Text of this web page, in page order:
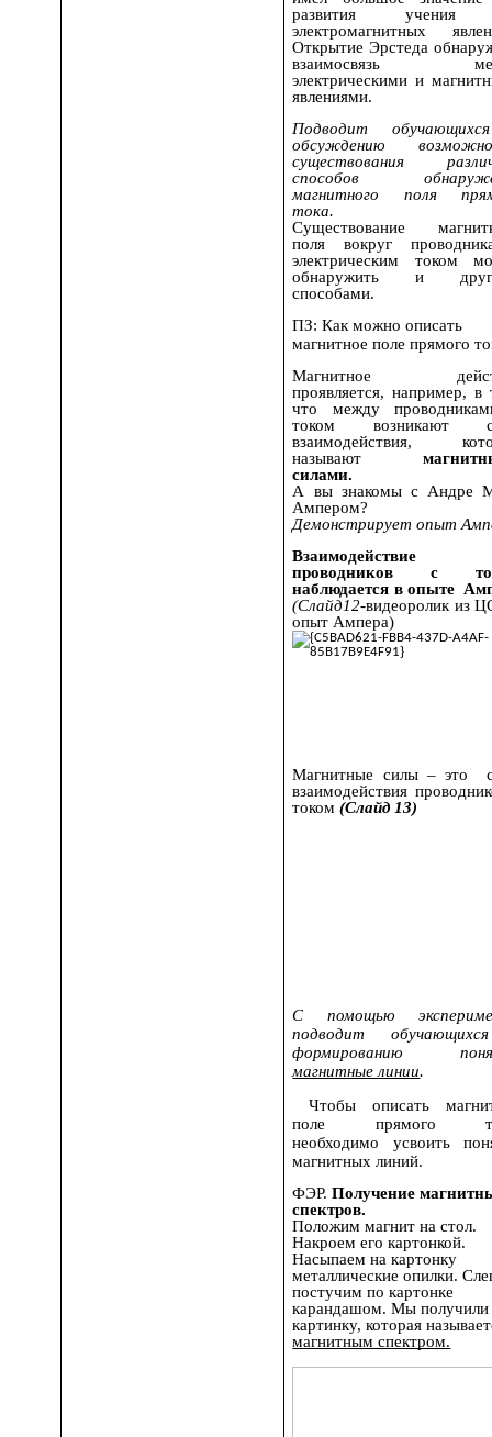
развития учения
электромагнитных
Открытие Эрстеда
взаимосвязь
электрическими и
явлениями.
Подводит
обсуждению
существования
способов
магнитного поля
тока.
Существование
поля вокруг
электрическим током
обнаружить и
способами.
ПЗ: Как можно описать
магнитное поле прямого
Магнитное
проявляется, например, в
что между
током возникают
взаимодействия,
называют
силами.
А вы знакомы с Андре
Ампером?
Демонстрирует опыт
Взаимодействие
проводников с
наблюдается в опыте
(Слайд12-видеоролик из
опыт Ампера)
Магнитные силы – это
взаимодействия
током(Слайд 13)
С помощью
подводит
формированию
магнитные линии.
Чтобы описать
поле прямого
необходимо усвоить
магнитных линий.
ФЭР. Получение
спектров.
Положим магнит на стол.
Накроем его картонкой.
Насыпаем на картонку
металлические опилки.
постучим по картонке
карандашом. Мы получили
картинку, которая
магнитным спектром.